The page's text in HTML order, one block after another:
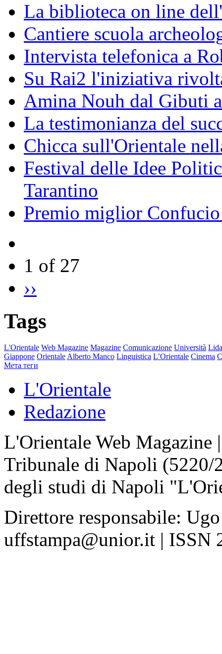
La biblioteca on line
Cantiere scuola
Intervista telefonica a
Su Rai2 l'iniziativa
Amina Nouh dal Gibuti
La testimonianza del
Chicca sull'Orientale
Festival delle Idee
Tarantino
Premio miglior
1 of 27
››
Tags
L'Orientale Web Magazine Magazine Comunicazione Università
Giappone Orientale Alberto Manco Linguistica L’Orientale Cinema
Мета теги
L'Orientale
Redazione
L'Orientale Web Magazine
Tribunale di Napoli
degli studi di Napoli
Direttore responsabile:
uffstampa@unior.it | ISSN